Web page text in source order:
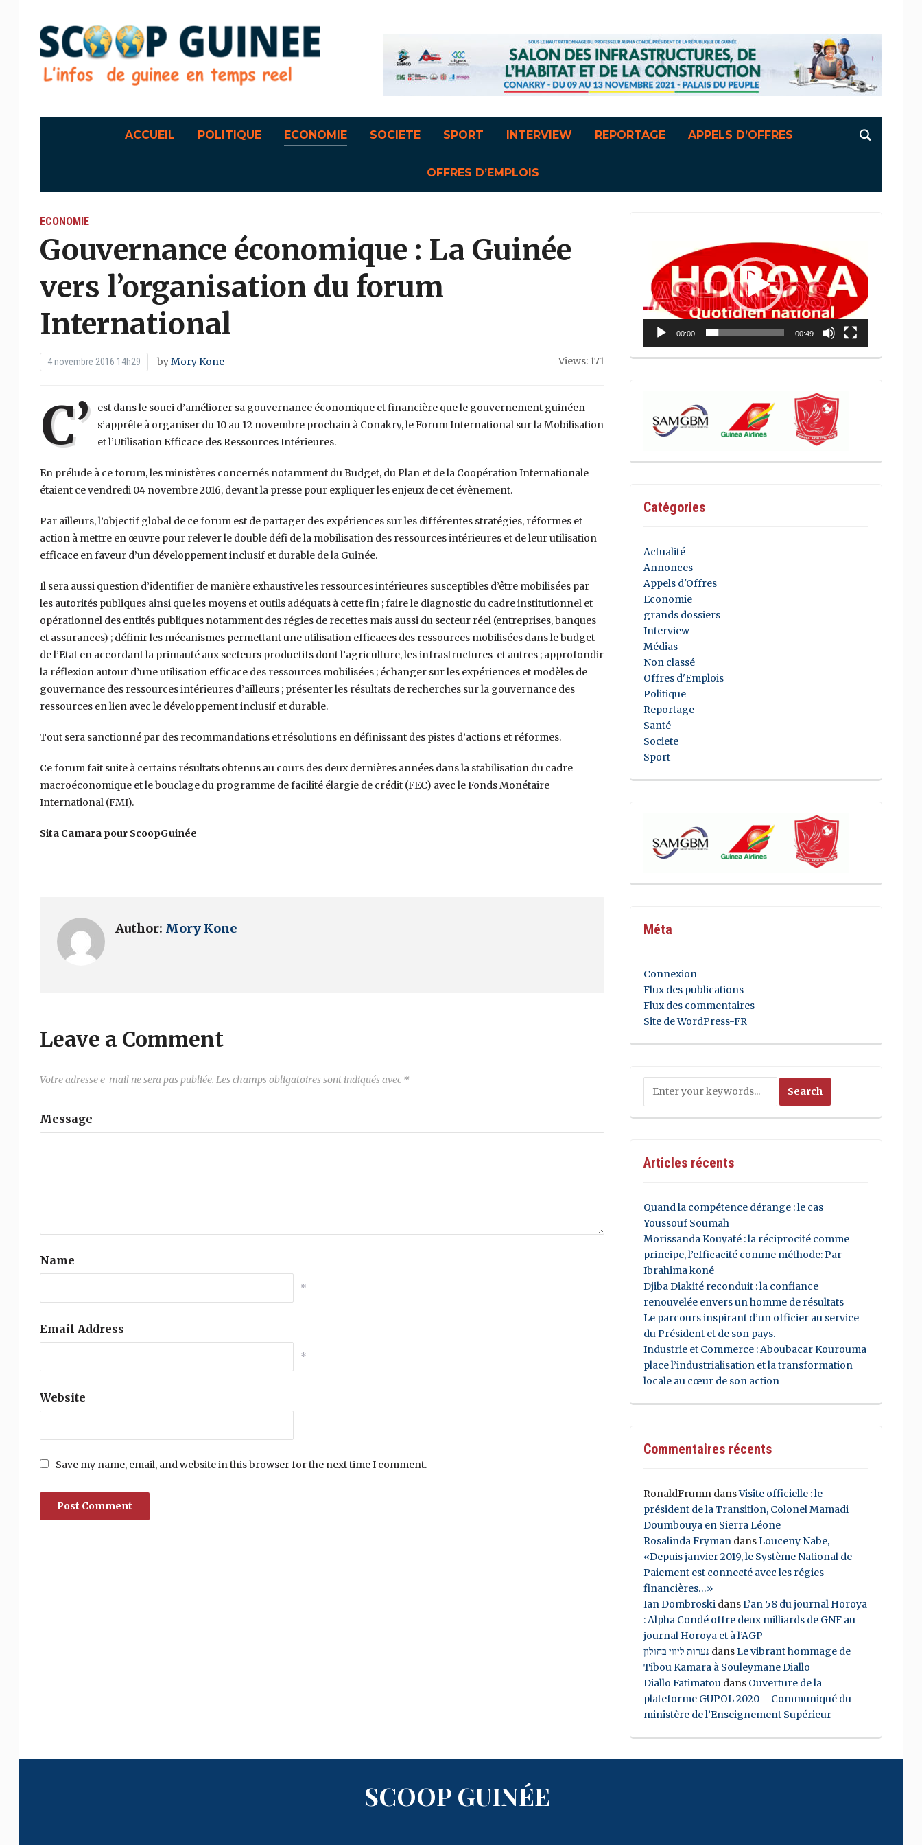
ACCUEIL POLITIQUE ECONOMIE SOCIETE SPORT INTERVIEW REPORTAGE APPELS D’OFFRES
OFFRES D’EMPLOIS
ECONOMIE
Gouvernance économique : La Guinée
vers l’organisation du forum
International
4 novembre 2016 14h29 byMory Kone Views: 171
C’
est dans le souci d’améliorer sa gouvernance économique et financière que le gouvernement guinéen
s’apprête à organiser du 10 au 12 novembre prochain à Conakry, le Forum International sur la Mobilisation
et l’Utilisation Efficace des Ressources Intérieures.
En prélude à ce forum, les ministères concernés notamment du Budget, du Plan et de la Coopération Internationale
étaient ce vendredi 04 novembre 2016, devant la presse pour expliquer les enjeux de cet évènement.
Par ailleurs, l’objectif global de ce forum est de partager des expériences sur les différentes stratégies, réformes et
action à mettre en œuvre pour relever le double défi de la mobilisation des ressources intérieures et de leur utilisation
efficace en faveur d’un développement inclusif et durable de la Guinée.
Il sera aussi question d’identifier de manière exhaustive les ressources intérieures susceptibles d’être mobilisées par
les autorités publiques ainsi que les moyens et outils adéquats à cette fin ; faire le diagnostic du cadre institutionnel et
opérationnel des entités publiques notamment des régies de recettes mais aussi du secteur réel (entreprises, banques
et assurances) ; définir les mécanismes permettant une utilisation efficaces des ressources mobilisées dans le budget
de l’Etat en accordant la primauté aux secteurs productifs dont l’agriculture, les infrastructures et autres ; approfondir
la réflexion autour d’une utilisation efficace des ressources mobilisées ; échanger sur les expériences et modèles de
gouvernance des ressources intérieures d’ailleurs ; présenter les résultats de recherches sur la gouvernance des
ressources en lien avec le développement inclusif et durable.
Tout sera sanctionné par des recommandations et résolutions en définissant des pistes d’actions et réformes.
Ce forum fait suite à certains résultats obtenus au cours des deux dernières années dans la stabilisation du cadre
macroéconomique et le bouclage du programme de facilité élargie de crédit (FEC) avec le Fonds Monétaire
International (FMI).
Sita Camara pour ScoopGuinée
Author: Mory Kone
Leave a Comment
Votre adresse e-mail ne sera pas publiée. Les champs obligatoires sont indiqués avec *
Message
Name
*
Email Address
*
Website
Save my name, email, and website in this browser for the next time I comment.
00:00 00:49
Catégories
Actualité
Annonces
Appels d'Offres
Economie
grands dossiers
Interview
Médias
Non classé
Offres d'Emplois
Politique
Reportage
Santé
Societe
Sport
Méta
Connexion
Flux des publications
Flux des commentaires
Site de WordPress-FR
Articles récents
Quand la compétence dérange : le cas
Youssouf Soumah
Morissanda Kouyaté : la réciprocité comme
principe, l’efficacité comme méthode: Par
Ibrahima koné
Djiba Diakité reconduit : la confiance
renouvelée envers un homme de résultats
Le parcours inspirant d’un officier au service
du Président et de son pays.
Industrie et Commerce : Aboubacar Kourouma
place l’industrialisation et la transformation
locale au cœur de son action
Commentaires récents
RonaldFrumndansVisite officielle : le
président de la Transition, Colonel Mamadi
Doumbouya en Sierra Léone
Rosalinda FrymandansLouceny Nabe,
«Depuis janvier 2019, le Système National de
Paiement est connecté avec les régies
financières…»
Ian DombroskidansL’an 58 du journal Horoya
: Alpha Condé offre deux milliards de GNF au
journal Horoya et à l’AGP
נערות ליווי בחולון dansLe vibrant hommage de
Tibou Kamara à Souleymane Diallo
Diallo Fatimatoudans Ouverture de la
plateforme GUPOL 2020 – Communiqué du
ministère de l’Enseignement Supérieur
SCOOP GUINÉE